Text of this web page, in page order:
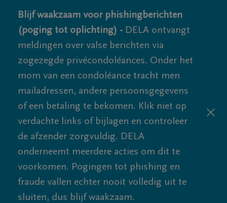
Blijf waakzaam voor phishingberichten
(poging tot oplichting) - DELA ontvangt
meldingen over valse berichten via
zogezegde privécondoléances. Onder het
mom van een condoléance tracht men
mailadressen, andere persoonsgegevens
of een betaling te bekomen. Klik niet op
verdachte links of bijlagen en controleer
de afzender zorgvuldig. DELA
onderneemt meerdere acties om dit te
voorkomen. Pogingen tot phishing en
fraude vallen echter nooit volledig uit te
sluiten, dus blijf waakzaam.